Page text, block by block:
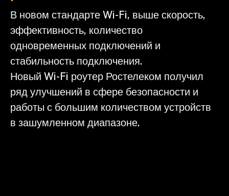
В новом стандарте Wi-Fi, выше скорость,
эффективность, количество
одновременных подключений и
стабильность подключения.
Новый Wi-Fi роутер Ростелеком получил
ряд улучшений в сфере безопасности и
работы с большим количеством устройств
в зашумленном диапазоне.